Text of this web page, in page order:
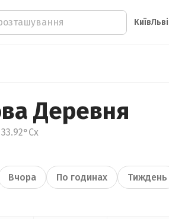
Київ
Деревня
Вчора По годинах Тиждень